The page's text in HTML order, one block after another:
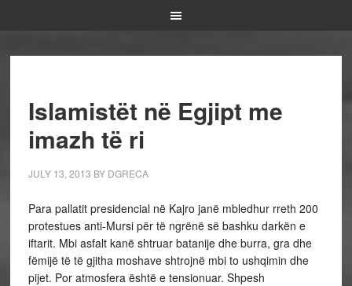
Islamistët në Egjipt me
imazh të ri
JULY 13, 2013 BY DGRECA
Para pallatit presidencial në Kajro janë mbledhur rreth 200
protestues anti-Mursi për të ngrënë së bashku darkën e
iftarit. Mbi asfalt kanë shtruar batanije dhe burra, gra dhe
fëmijë të të gjitha moshave shtrojnë mbi to ushqimin dhe
pijet. Por atmosfera është e tensionuar. Shpesh